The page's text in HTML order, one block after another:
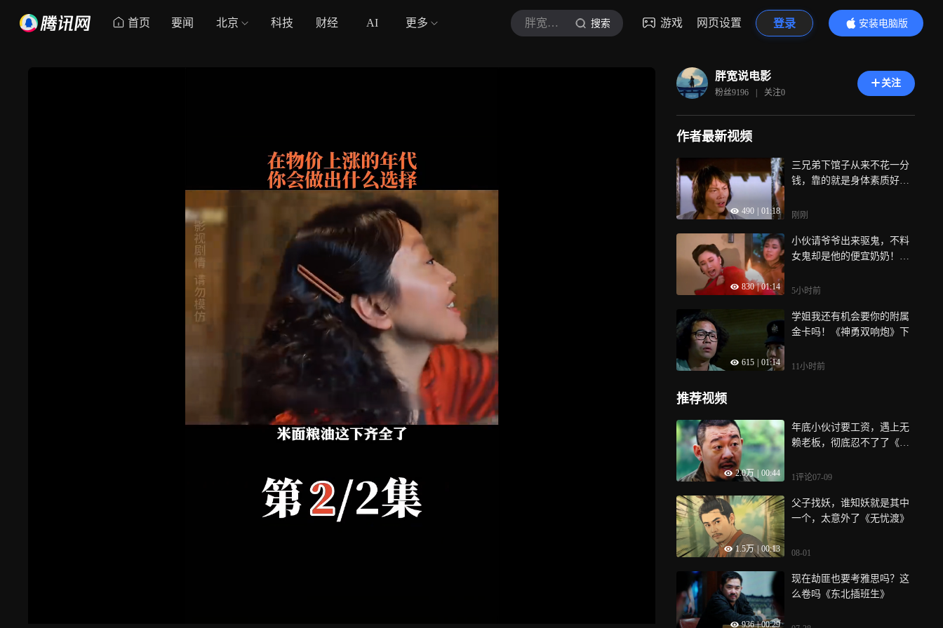
首页 要闻 北京 科技 财经 AI 更多 胖宽说电影 搜索 游戏 网页设置 登录
安装电脑版
内容更精彩
胖宽说电影
粉丝9196 | 关注0
关注
作者最新视频
490 01:18
三兄弟下馆子从来不花一分
钱，靠的就是身体素质好！
刚刚
830 | 01:14
小伙请爷爷出来驱鬼，不料
女鬼却是他的便宜奶奶！
5小时前
615 01:14
学姐我还有机会要你的附属
金卡吗！《神勇双响炮》下
11小时前
推荐视频
2.0万 00:44
年底小伙讨要工资，遇上无
赖老板，彻底忍不了了《利
1评论07-09
1.5万 00:13
父子找妖，谁知妖就是其中
一个，太意外了《无忧渡》
08-01
936 | 00:29
现在劫匪也要考雅思吗？这
么卷吗《东北插班生》